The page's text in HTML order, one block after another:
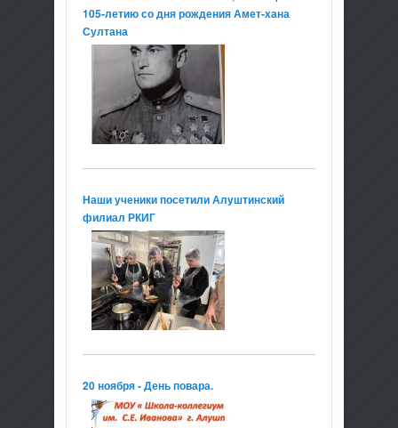
105-летию со дня рождения Амет-хана
Султана
Наши ученики посетили Алуштинский
филиал РКИГ
20 ноября - День повара.